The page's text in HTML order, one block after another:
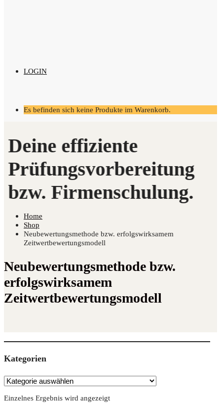
LOGIN
Es befinden sich keine Produkte im Warenkorb.
Home
Shop
Neubewertungsmethode bzw. erfolgswirksamem
Zeitwertbewertungsmodell
Neubewertungsmethode bzw.
erfolgswirksamem
Zeitwertbewertungsmodell
Kate­go­rien
Einzelnes Ergebnis wird angezeigt